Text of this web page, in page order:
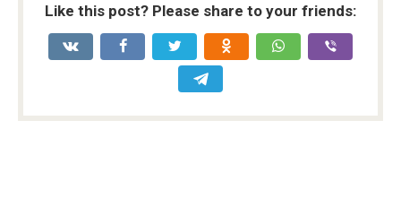
Like this post? Please share to your friends: